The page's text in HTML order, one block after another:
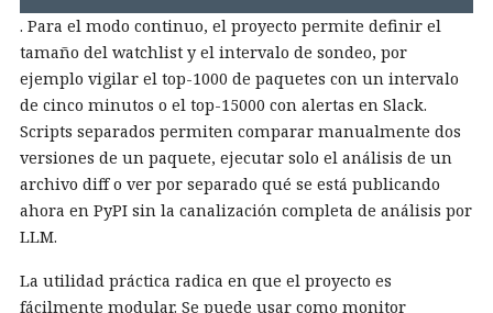
. Para el modo continuo, el proyecto permite definir el
tamaño del watchlist y el intervalo de sondeo, por
ejemplo vigilar el top-1000 de paquetes con un intervalo
de cinco minutos o el top-15000 con alertas en Slack.
Scripts separados permiten comparar manualmente dos
versiones de un paquete, ejecutar solo el análisis de un
archivo diff o ver por separado qué se está publicando
ahora en PyPI sin la canalización completa de análisis por
LLM.
La utilidad práctica radica en que el proyecto es
fácilmente modular. Se puede usar como monitor